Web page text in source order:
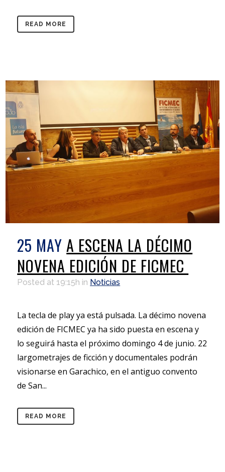
READ MORE
25 MAY A ESCENA LA DÉCIMO
NOVENA EDICIÓN DE FICMEC
Posted at 19:15h in Noticias
La tecla de play ya está pulsada. La décimo novena
edición de FICMEC ya ha sido puesta en escena y
lo seguirá hasta el próximo domingo 4 de junio. 22
largometrajes de ficción y documentales podrán
visionarse en Garachico, en el antiguo convento
de San...
READ MORE